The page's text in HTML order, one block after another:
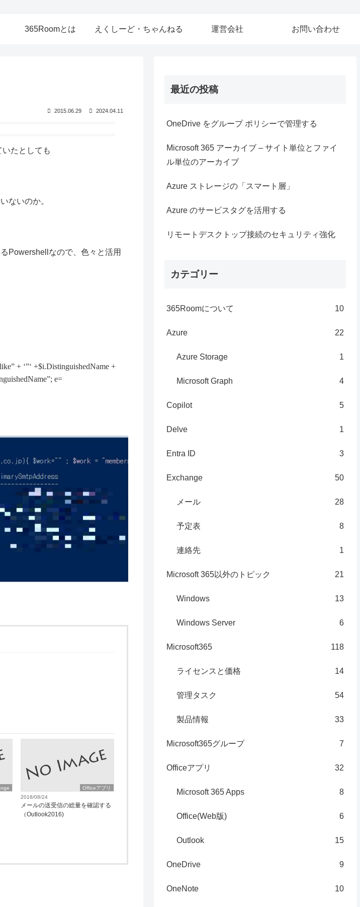
365Roomとは えくしーど・ちゃんねる 運営会社 お問い合わせ
2015.06.29 2024.04.11
たとしても
ないのか。
Powershell なので、色々と活用
+ ‘”‘ +$i.DistinguishedName +
e=
Officeアプリ
2018/08/24
メールの送受信の総量を確認する
（Outlook2016)
最近の投稿
OneDrive をグループ ポリシーで管理する
Microsoft 365 アーカイブ – サイト単位とファイ
ル単位のアーカイブ
Azure ストレージの「スマート層」
Azure のサービスタグを活用する
リモートデスクトップ接続のセキュリティ強化
カテゴリー
365Roomについて 10
Azure 22
Azure Storage 1
Microsoft Graph 4
Copilot 5
Delve 1
Entra ID 3
Exchange 50
メール 28
予定表 8
連絡先 1
Microsoft 365以外のトピック 21
Windows 13
Windows Server 6
Microsoft365 118
ライセンスと価格 14
管理タスク 54
製品情報 33
Microsoft365グループ 7
Officeアプリ 32
Microsoft 365 Apps 8
Office(Web版) 6
Outlook 15
OneDrive 9
OneNote 10